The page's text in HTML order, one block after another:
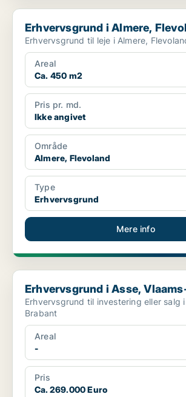
Erhvervsgrund i Almere, Flevoland
Erhvervsgrund i Almere,
Erhvervsgrund til leje i Almere,
Areal
Ca. 450 m2
Pris pr. md.
Ikke angivet
Område
Almere, Flevoland
Type
Erhvervsgrund
Mere info
Erhvervsgrund i Asse, Vlaams-Brabant
Erhvervsgrund i Asse,
Erhvervsgrund til investering eller salg i Asse, Vlaams-
Brabant
Areal
-
Pris
Ca. 269.000 Euro